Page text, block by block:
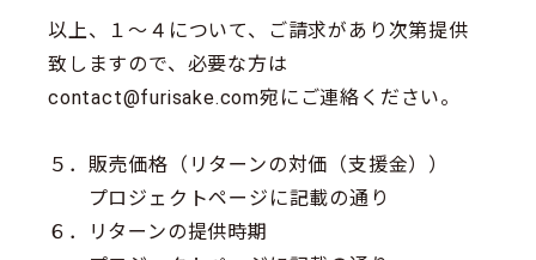
以上、１～４について、ご請求があり次第提供
致しますので、必要な方は
contact@furisake.com宛にご連絡ください。
５．販売価格（リターンの対価（支援金））
プロジェクトページに記載の通り
６．リターンの提供時期